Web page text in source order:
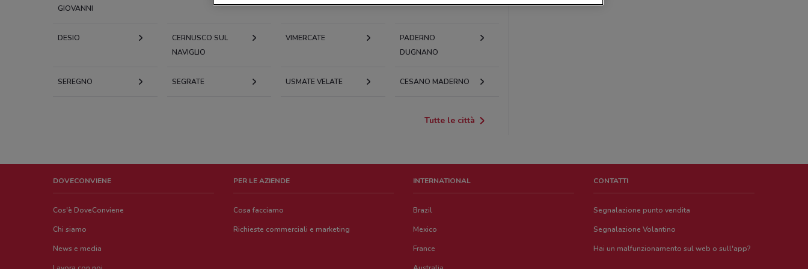
GIOVANNI
DESIO
CERNUSCO SUL
NAVIGLIO
VIMERCATE
PADERNO
DUGNANO
SEREGNO SEGRATE USMATE VELATE CESANO MADERNO
Tutte le città
DOVECONVIENE
Cos'è DoveConviene
Chi siamo
News e media
PER LE AZIENDE
Cosa facciamo
Richieste commerciali e marketing
INTERNATIONAL
Brazil
Mexico
France
CONTATTI
Segnalazione punto vendita
Segnalazione Volantino
Hai un malfunzionamento sul web o sull'app?